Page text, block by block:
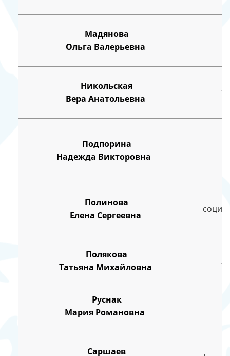
Мадянова
Ольга Валерьевна
Никольская
Вера Анатольевна
Подпорина
Надежда Викторовна
Полинова
Елена Сергеевна
Полякова
Татьяна Михайловна
Руснак
Мария Романовна
Саршаев